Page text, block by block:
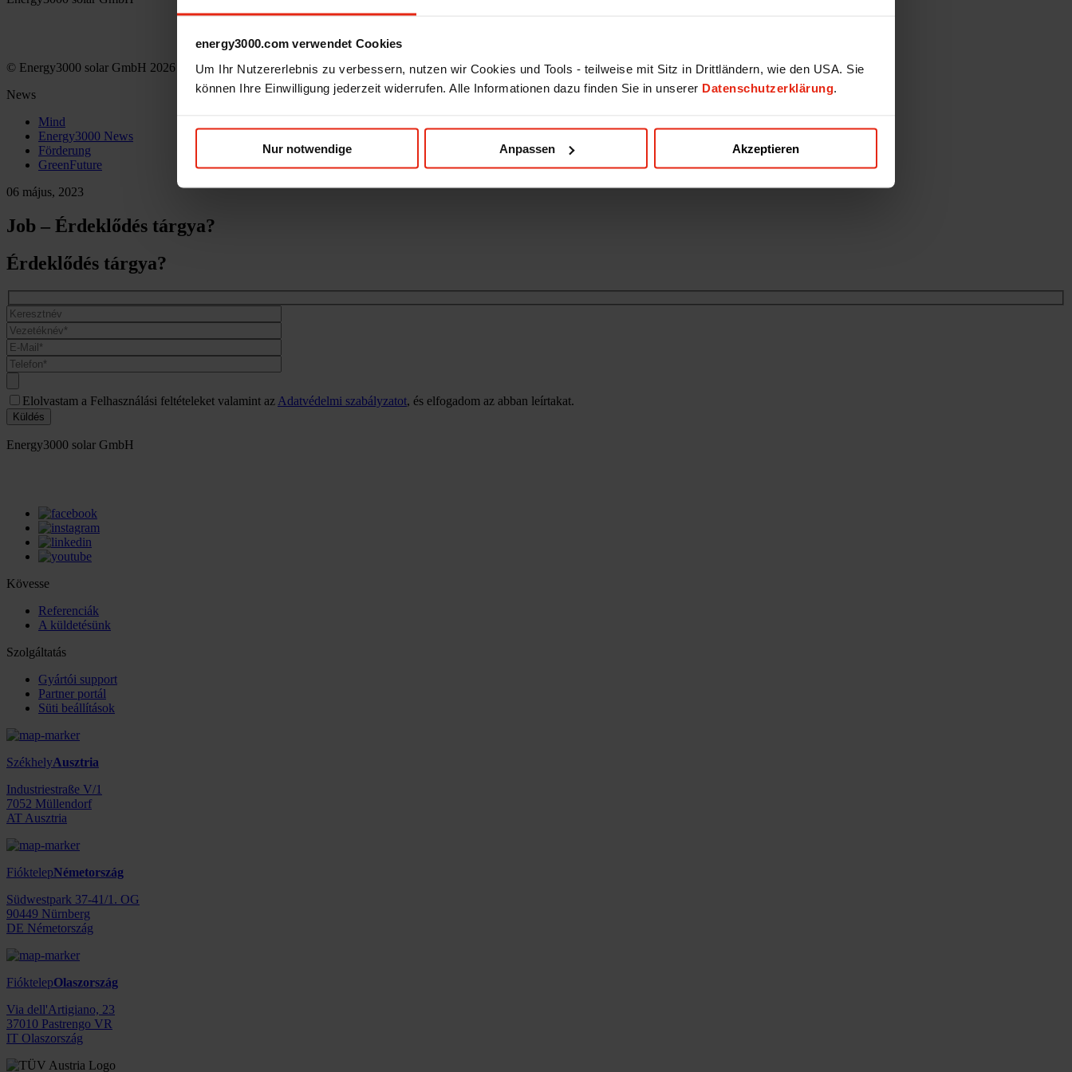
energy3000.com verwendet Cookies
Um Ihr Nutzererlebnis zu verbessern, nutzen wir Cookies und Tools - teilweise mit Sitz in Drittländern, wie den USA. Sie
können Ihre Einwilligung jederzeit widerrufen. Alle Informationen dazu finden Sie in unserer Datenschutzerklärung
Nur notwendige Anpassen Akzeptieren
© Energy3000 solar GmbH 2026
News
Mind
Energy3000 News
Förderung
GreenFuture
06 május, 2023
Job – Érdeklődés tárgya?
Érdeklődés tárgya?
Elolvastam a Felhasználási feltételeket valamint az Adatvédelmi szabályzatot, és elfogadom az abban leírtakat.
Küldés
Energy3000 solar GmbH
Kövesse
Referenciák
A küldetésünk
Szolgáltatás
Gyártói support
Partner portál
Süti beállítások
SzékhelyAusztria
Industriestraße V/1
7052 Müllendorf
AT Ausztria
FióktelepNémetország
Südwestpark 37-41/1. OG
90449 Nürnberg
DE Németország
FióktelepOlaszország
Via dell'Artigiano, 23
37010 Pastrengo VR
IT Olaszország